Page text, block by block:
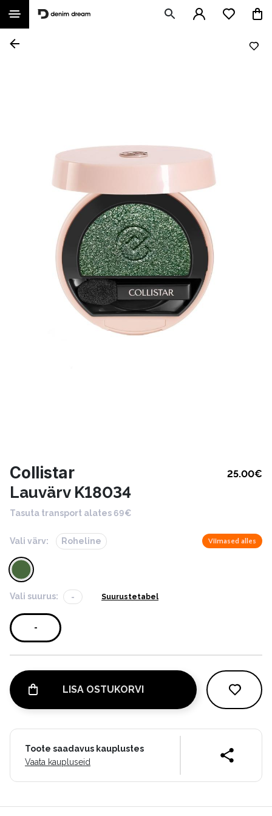
Collistar 25.00€
Lauvärv K18034
Tasuta transport alates 69€
Vali värv: Roheline Viimased alles
Vali suurus: - Suurustetabel
-
LISA OSTUKORVI
Toote saadavus kauplustes
Vaata kaupluseid